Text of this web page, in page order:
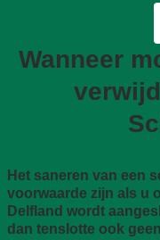
Wanneer
Het saneren van een
voorwaarde zijn als u
Delfland wordt
dan tenslotte ook